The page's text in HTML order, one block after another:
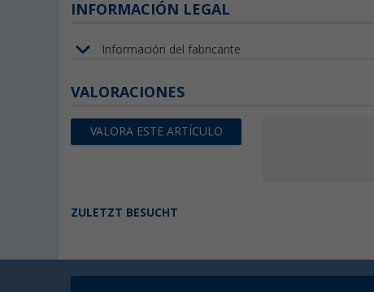
INFORMACIÓN LEGAL
Información del fabricante
VALORACIONES
VALORA ESTE ARTÍCULO
ZULETZT BESUCHT